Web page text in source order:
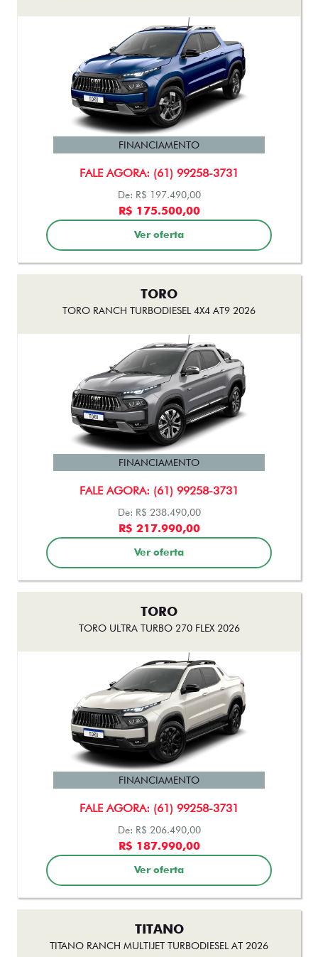
FALE AGORA: (61) 99258-3731
FINANCIAMENTO
De: R$ 197.490,00
R$ 175.500,00
Ver oferta
TORO
TORO RANCH TURBODIESEL 4X4 AT9 2026
FALE AGORA: (61) 99258-3731
FINANCIAMENTO
De: R$ 238.490,00
R$ 217.990,00
Ver oferta
TORO
TORO ULTRA TURBO 270 FLEX 2026
FALE AGORA: (61) 99258-3731
FINANCIAMENTO
De: R$ 206.490,00
R$ 187.990,00
Ver oferta
TITANO
TITANO RANCH MULTIJET TURBODIESEL AT 2026